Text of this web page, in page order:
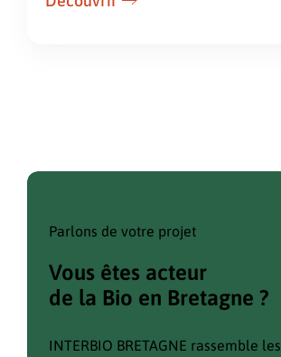
Parlons de votre projet
Vous êtes acteur
de la Bio en Bretagne ?
INTERBIO BRETAGNE rassemble les